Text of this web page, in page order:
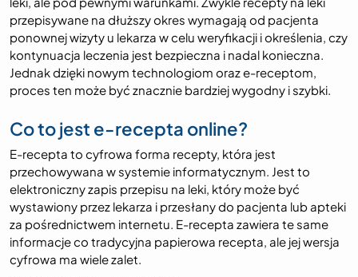
przepisywane na dłuższy okres wymagają od pacjenta
ponownej wizyty u lekarza w celu weryfikacji i określenia, czy
kontynuacja leczenia jest bezpieczna i nadal konieczna.
Jednak dzięki nowym technologiom oraz e-receptom,
proces ten może być znacznie bardziej wygodny i szybki.
Co to jest e-recepta online?
E-recepta to cyfrowa forma recepty, która jest
przechowywana w systemie informatycznym. Jest to
elektroniczny zapis przepisu na leki, który może być
wystawiony przez lekarza i przesłany do pacjenta lub apteki
za pośrednictwem internetu. E-recepta zawiera te same
informacje co tradycyjna papierowa recepta, ale jej wersja
cyfrowa ma wiele zalet.